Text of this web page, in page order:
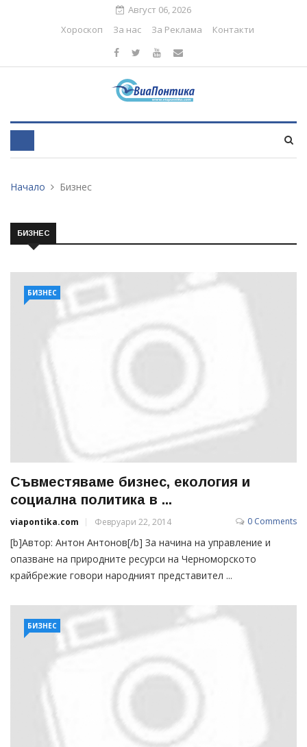
Август 06, 2026
Хороскоп
За нас За Реклама Контакти
Начало Бизнес
БИЗНЕС
БИЗНЕС
Съвместяваме бизнес, екология и
социална политика в ...
viapontika.com Февруари 22, 2014 0 Comments
[b]Автор: Антон Антонов[/b] За начина на управление и
опазване на природните ресурси на Черноморското
крайбрежие говори народният представител ...
БИЗНЕС